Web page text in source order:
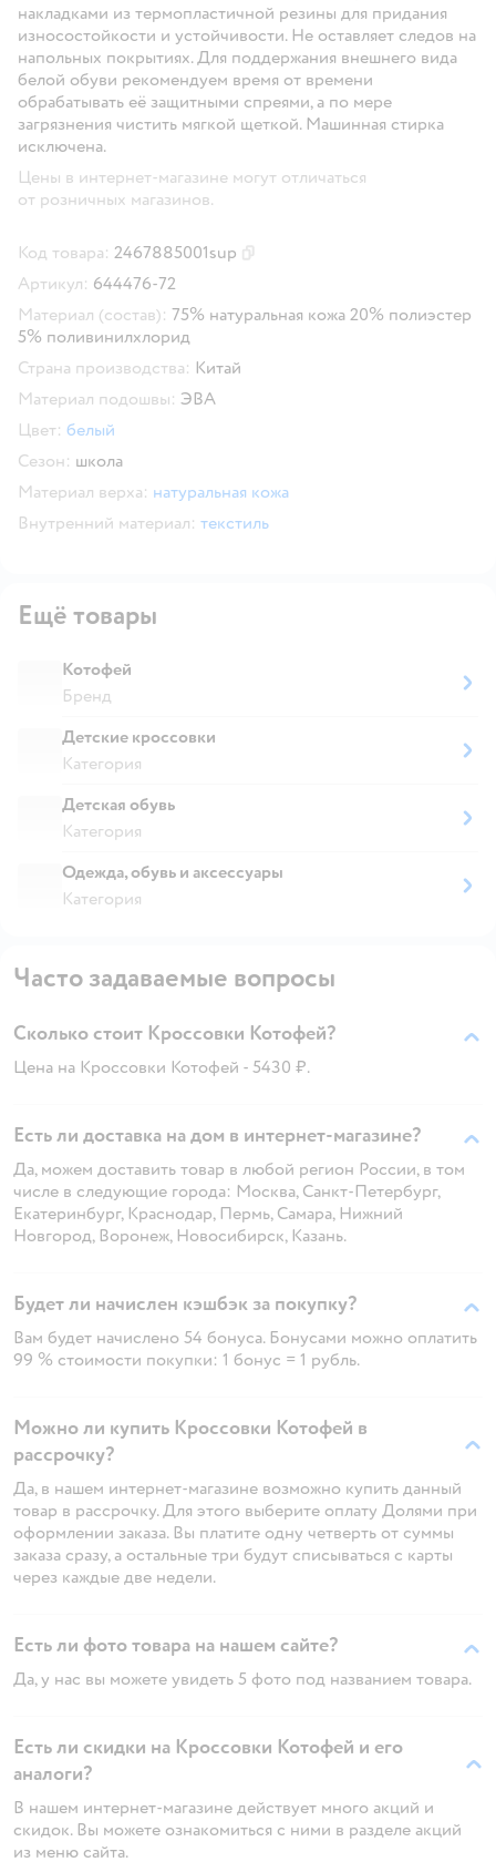
накладками из термопластичной резины для придания
износостойкости и устойчивости. Не оставляет следов на
напольных покрытиях. Для поддержания внешнего вида
белой обуви рекомендуем время от времени
обрабатывать её защитными спреями, а по мере
загрязнения чистить мягкой щеткой. Машинная стирка
исключена.
Цены в интернет-магазине могут отличаться
от розничных магазинов.
Код товара: 2467885001sup
Артикул: 644476-72
Материал (состав): 75% натуральная кожа 20% полиэстер
5% поливинилхлорид
Страна производства: Китай
Материал подошвы: ЭВА
Цвет: белый
Сезон: школа
Материал верха: натуральная кожа
Внутренний материал: текстиль
Ещё товары
Котофей
Бренд
Детские кроссовки
Категория
Детская обувь
Категория
Одежда, обувь и аксессуары
Категория
Часто задаваемые вопросы
Сколько стоит Кроссовки Котофей?
Цена на Кроссовки Котофей - 5430 ₽.
Есть ли доставка на дом в интернет-магазине?
Да, можем доставить товар в любой регион России, в том
числе в следующие города: Москва, Санкт-Петербург,
Екатеринбург, Краснодар, Пермь, Самара, Нижний
Новгород, Воронеж, Новосибирск, Казань.
Будет ли начислен кэшбэк за покупку?
Вам будет начислено 54 бонуса. Бонусами можно оплатить
99 % стоимости покупки: 1 бонус = 1 рубль.
Можно ли купить Кроссовки Котофей в
рассрочку?
Да, в нашем интернет-магазине возможно купить данный
товар в рассрочку. Для этого выберите оплату Долями при
оформлении заказа. Вы платите одну четверть от суммы
заказа сразу, а остальные три будут списываться с карты
через каждые две недели.
Есть ли фото товара на нашем сайте?
Да, у нас вы можете увидеть 5 фото под названием товара.
Есть ли скидки на Кроссовки Котофей и его
аналоги?
В нашем интернет-магазине действует много акций и
скидок. Вы можете ознакомиться с ними в разделе акций
из меню сайта.